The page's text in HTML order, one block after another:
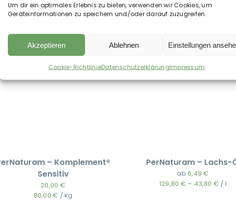
Um dir ein optimales Erlebnis zu bieten, verwenden wir Cookies, um
Geräteinformationen zu speichern und/oder darauf zuzugreifen.
Akzeptieren Ablehnen Einstellungen
Cookie-RichtlinieDatenschutzerklärungImpressum
– Komplement®
Sensitiv
20,00 €
80,00€ /kg
PerNaturam – Lachs-
ab6,49€
129,80 € – 43,80 € / l